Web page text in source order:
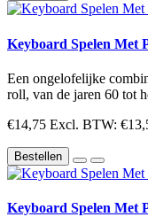
Keyboard Spelen Met
Een ongelofelijke
roll, van de jaren 60 tot
€14,75 Excl. BTW:
Bestellen
Keyboard Spelen Met